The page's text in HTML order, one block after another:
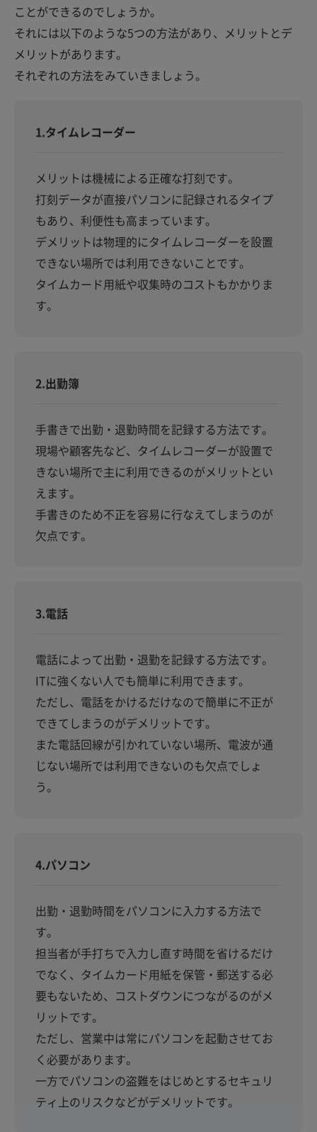
ことができるのでしょうか。
それには以下のような5つの方法があり、メリットとデ
メリットがあります。
それぞれの方法をみていきましょう。
1.タイムレコーダー
メリットは機械による正確な打刻です。
打刻データが直接パソコンに記録されるタイプ
もあり、利便性も高まっています。
デメリットは物理的にタイムレコーダーを設置
できない場所では利用できないことです。
タイムカード用紙や収集時のコストもかかりま
す。
2.出勤簿
手書きで出勤・退勤時間を記録する方法です。
現場や顧客先など、タイムレコーダーが設置で
きない場所で主に利用できるのがメリットとい
えます。
手書きのため不正を容易に行なえてしまうのが
欠点です。
3.電話
電話によって出勤・退勤を記録する方法です。
ITに強くない人でも簡単に利用できます。
ただし、電話をかけるだけなので簡単に不正が
できてしまうのがデメリットです。
また電話回線が引かれていない場所、電波が通
じない場所では利用できないのも欠点でしょ
う。
4.パソコン
出勤・退勤時間をパソコンに入力する方法で
す。
担当者が手打ちで入力し直す時間を省けるだけ
でなく、タイムカード用紙を保管・郵送する必
要もないため、コストダウンにつながるのがメ
リットです。
ただし、営業中は常にパソコンを起動させてお
く必要があります。
一方でパソコンの盗難をはじめとするセキュリ
ティ上のリスクなどがデメリットです。